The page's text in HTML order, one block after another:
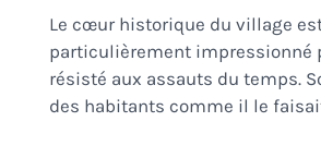
Le cœur historique du village
particulièrement impressionné
résisté aux assauts du temps.
des habitants comme il le